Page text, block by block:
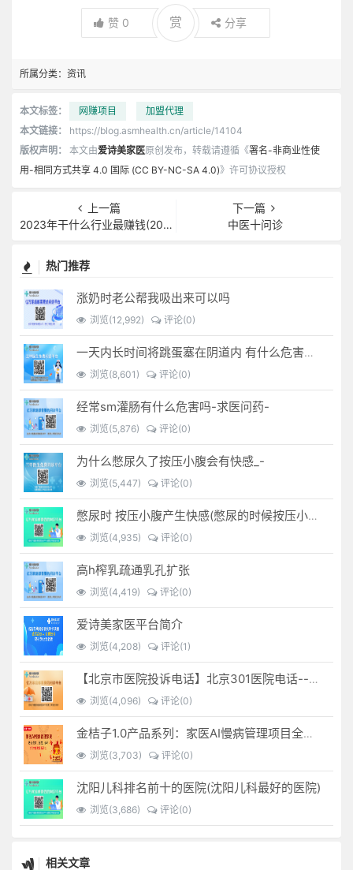
赞 0 赏 分享
所属分类： 资讯
本文标签： 网赚项目
加盟代理
本文链接：
https://blog.asmhealth.cn/article/14104
版权声明：
本文由爱诗美家医原创发布，转载请遵循《署名-非商业性使
用-相同方式共享 4.0 国际 (CC BY-NC-SA 4.0)》许可协议授权
上一篇
2023年干什么行业最赚钱(2023最佳创业商机)
下一篇
中医十问诊
热门推荐
涨奶时老公帮我吸出来可以吗
浏览(12,992) 评论(0)
一天内长时间将跳蛋塞在阴道内 有什么危害免...(跳蛋是放哪里)
浏览(8,601) 评论(0)
经常sm灌肠有什么危害吗-求医问药-
浏览(5,876) 评论(0)
为什么憋尿久了按压小腹会有快感_-
浏览(5,447) 评论(0)
憋尿时 按压小腹产生快感(憋尿的时候按压小腹是什么感觉)
浏览(4,935) 评论(0)
高h榨乳疏通乳孔扩张
浏览(4,419) 评论(0)
爱诗美家医平台简介
浏览(4,208) 评论(1)
【北京市医院投诉电话】北京301医院电话--(北京301医院投诉电话多少)
浏览(4,096) 评论(0)
金桔子1.0产品系列：家医AI慢病管理项目全国招募区域合伙人，低投入，高回报，长收益
浏览(3,703) 评论(0)
沈阳儿科排名前十的医院(沈阳儿科最好的医院)
浏览(3,686) 评论(0)
相关文章